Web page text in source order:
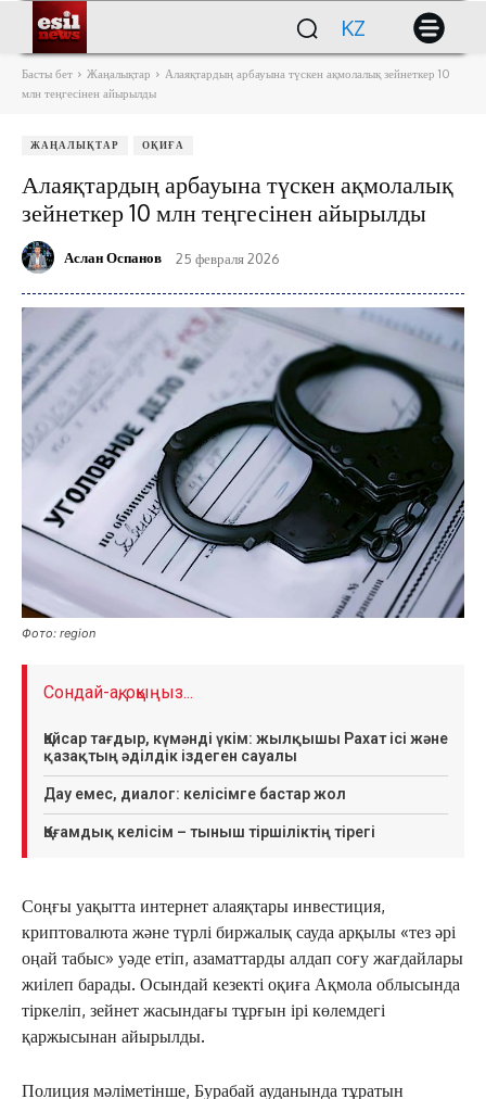
KZ
Басты бет Жаңалықтар
Алаяқтардың арбауына түскен ақмолалық зейнеткер 10
млн теңгесінен айырылды
ЖАҢАЛЫҚТАР ОҚИҒА
Алаяқтардың арбауына түскен ақмолалық
зейнеткер 10 млн теңгесінен айырылды
Аслан Оспанов 25 февраля 2026
Фото: region
Сондай-ақ, оқыңыз...
Қайсар тағдыр, күмәнді үкім: жылқышы Рахат ісі және
қазақтың әділдік іздеген сауалы
Дау емес, диалог: келісімге бастар жол
Қоғамдық келісім – тыныш тіршіліктің тірегі
Соңғы уақытта интернет алаяқтары инвестиция,
криптовалюта және түрлі биржалық сауда арқылы «тез әрі
оңай табыс» уәде етіп, азаматтарды алдап соғу жағдайлары
жиілеп барады. Осындай кезекті оқиға Ақмола облысында
тіркеліп, зейнет жасындағы тұрғын ірі көлемдегі
қаржысынан айырылды.
Полиция мәліметінше, Бурабай ауданында тұратын